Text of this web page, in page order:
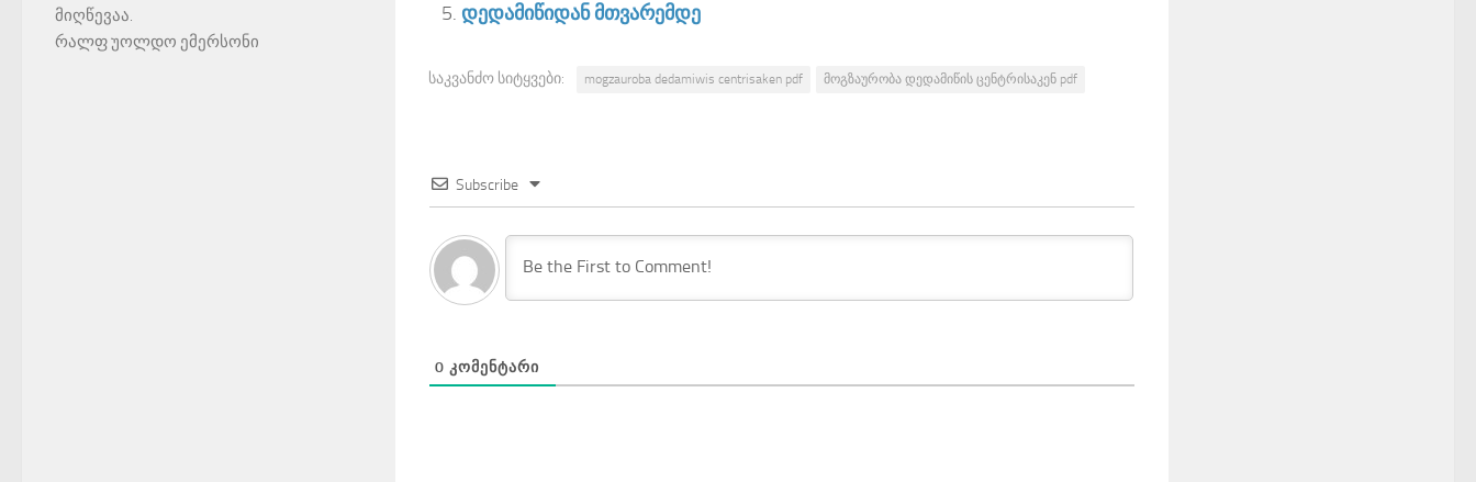
დედამიწიდან მთვარემდე
საკვანძო სიტყვები: mogzauroba dedamiwis centrisaken pdf მოგზაურობა დედამიწის ცენტრისაკენ pdf
Subscribe
0 ᲙᲝᲛᲔᲜᲢᲐᲠᲘ
მიღწევაა.
რალფ უოლდო ემერსონი